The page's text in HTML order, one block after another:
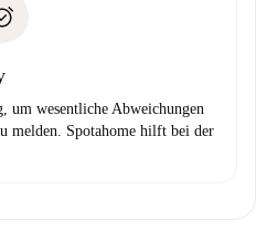
um wesentliche Abweichungen
melden. Spotahome hilft bei der